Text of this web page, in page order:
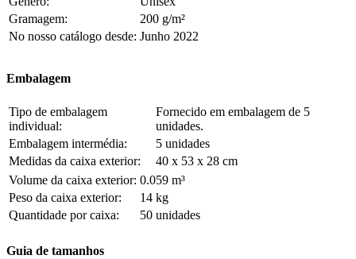
Gramagem:
200 g/m²
No nosso catálogo desde: Junho 2022
Embalagem
Tipo de embalagem
individual:
Fornecido em embalagem de 5
unidades.
Embalagem intermédia:
5 unidades
Medidas da caixa exterior:
40 x 53 x 28 cm
Volume da caixa exterior: 0.059 m³
Peso da caixa exterior:
14 kg
Quantidade por caixa:
50 unidades
Guia de tamanhos